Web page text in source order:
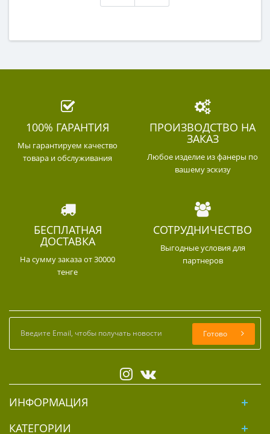
100% ГАРАНТИЯ
Мы гарантируем качество
товара и обслуживания
ПРОИЗВОДСТВО НА
ЗАКАЗ
Любое изделие из фанеры по
вашему эскизу
БЕСПЛАТНАЯ
ДОСТАВКА
На сумму заказа от 30000
тенге
СОТРУДНИЧЕСТВО
Выгодные условия для
партнеров
Готово
ИНФОРМАЦИЯ
КАТЕГОРИИ